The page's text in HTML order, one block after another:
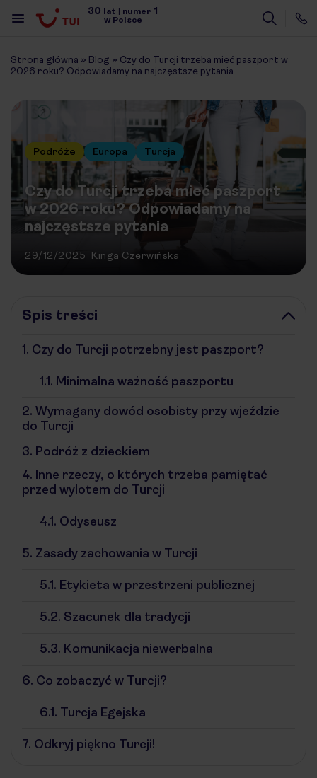
30 lat | numer 1
w Polsce
Strona główna » Blog » Czy do Turcji trzeba mieć paszport w
2026 roku? Odpowiadamy na najczęstsze pytania
Podróże Europa Turcja
Czy do Turcji trzeba mieć paszport
w 2026 roku? Odpowiadamy na
najczęstsze pytania
29/12/2025 Kinga Czerwińska
Spis treści
1. Czy do Turcji potrzebny jest paszport?
1.1. Minimalna ważność paszportu
2. Wymagany dowód osobisty przy wjeździe
do Turcji
3. Podróż z dzieckiem
4. Inne rzeczy, o których trzeba pamiętać
przed wylotem do Turcji
4.1. Odyseusz
5. Zasady zachowania w Turcji
5.1. Etykieta w przestrzeni publicznej
5.2. Szacunek dla tradycji
5.3. Komunikacja niewerbalna
6. Co zobaczyć w Turcji?
6.1. Turcja Egejska
7. Odkryj piękno Turcji!